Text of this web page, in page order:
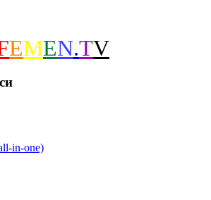
EMEN.TV
in-one)